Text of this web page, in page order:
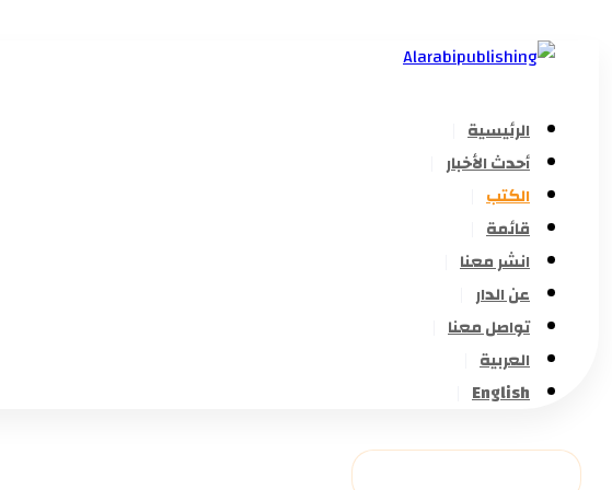
الرئيسية
أحدث الأخبار
الكتب
قائمة
انشر معنا
عن الدار
تواصل معنا
العربية
English